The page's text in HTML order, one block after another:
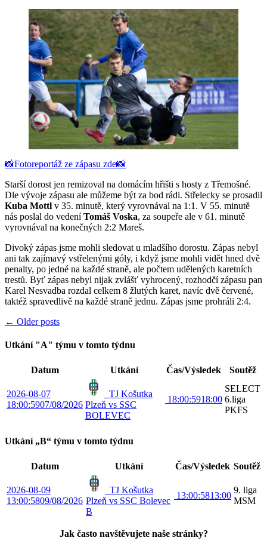
📸Fotoreportáž ze zápasu zde📸
Starší dorost jen remizoval na domácím hřišti s hosty z Třemošné.
Dle vývoje zápasu ale můžeme být za bod rádi. Střelecky se prosadil
Kuba Mottl v 35. minutě, který vyrovnával na 1:1. V 55. minutě
nás poslal do vedeníTomáš Voska, za soupeře ale v 61. minutě
vyrovnával na konečných 2:2 Mareš.
Divoký zápas jsme mohli sledovat u mladšího dorostu. Zápas nebyl
ani tak zajímavý vstřelenými góly, i když jsme mohli vidět hned dvě
penalty, po jedné na každé straně, ale počtem udělených karetních
trestů. Byť zápas nebyl nijak zvlášť vyhrocený, rozhodčí zápasu pan
Karel Nesvadba rozdal celkem 8 žlutých karet, navíc dvě červené,
taktéž spravedlivě na každé straně jednu. Zápas jsme prohráli 2:4.
Posts
navigation
← Older posts
Utkání "A" týmu v tomto týdnu
Datum Utkání Čas/Výsledek Soutěž
2026-08-07
18:00:5907/08/2026
TJ Košutka
Plzeň vs SSC
BOLEVEC
18:00:5918:00
SELECT
6.liga
PKFS
Utkání „B“ týmu v tomto týdnu
Datum Utkání Čas/Výsledek Soutěž
2026-08-09
13:00:5809/08/2026
TJ Košutka
Plzeň vs SSC Bolevec
B
13:00:5813:00
9. liga
MSM
Jak často navštěvujete naše stránky?